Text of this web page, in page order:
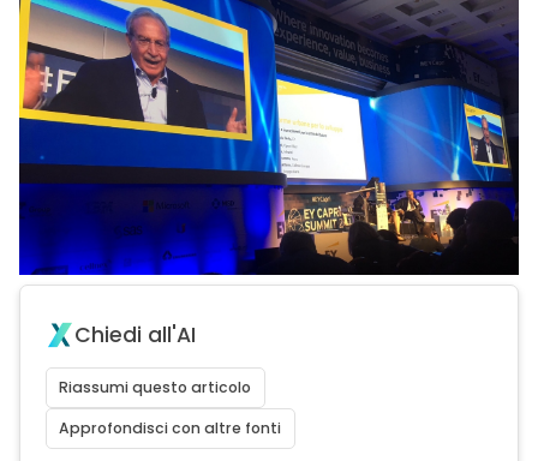
Chiedi all'AI
Riassumi questo articolo
Approfondisci con altre fonti